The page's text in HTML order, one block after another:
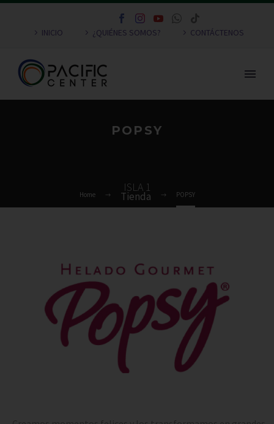
INICIO ¿QUIÉNES SOMOS? CONTÁCTENOS
POPSY
ISLA 1
Home POPSY